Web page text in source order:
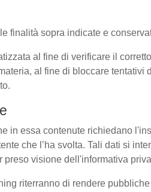
finalità sopra indicate e
al fine di verificare il
al fine di bloccare
in essa contenute richiedano
che l’ha svolta. Tali dati si
visione dell'informativa
riterranno di rendere